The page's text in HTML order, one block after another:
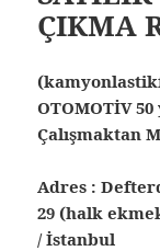
ÇIKMA
OTOMOTİV
Çalışmaktan
Adres :
29 (halk
/ İstanbul